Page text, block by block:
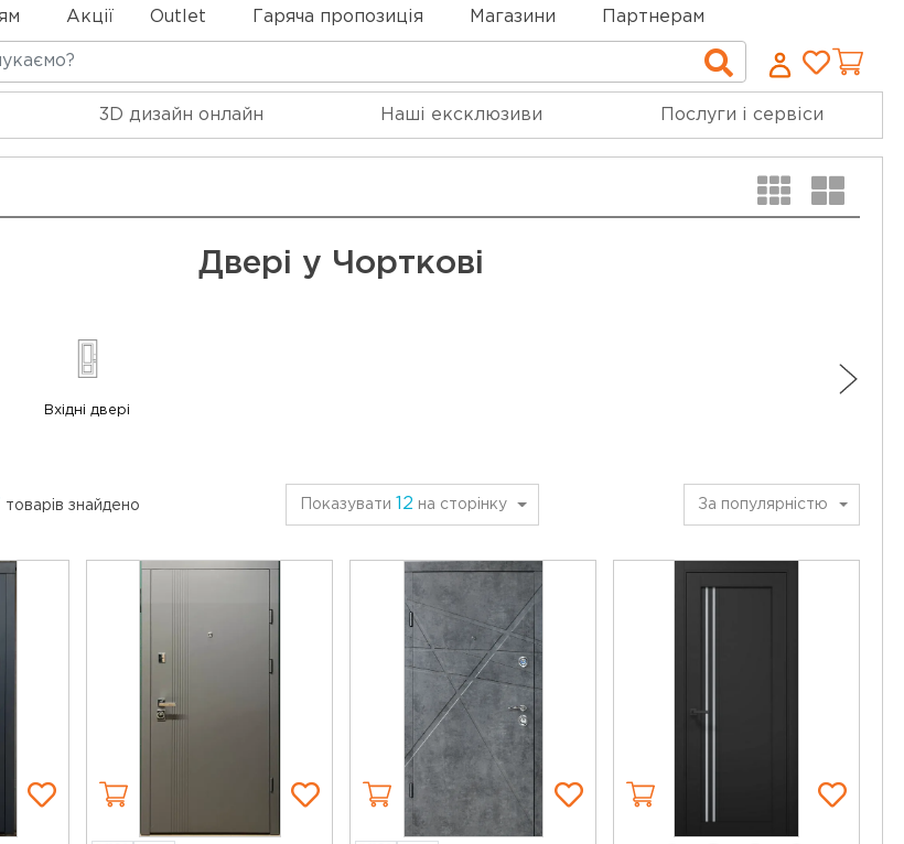
Акції Outlet Гаряча пропозиція Магазини Партнерам
Пошук
3D дизайн онлайн Наші ексклюзиви Послуги і сервіси
Двері у Чорткові
Вхідні двері
товарів знайдено Показувати 12 на сторінку За популярністю